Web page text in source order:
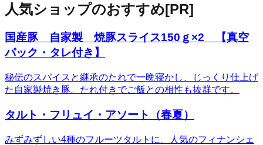
人気ショップのおすすめ[PR]
国産豚 自家製 焼豚スライス150ｇ×2 【真空
パック・タレ付き】
秘伝のスパイスと継承のたれで一晩寝かし、じっくり仕上げ
た自家製焼き豚。たれ付きでご飯との相性も抜群です。
タルト・フリュイ・アソート（春夏）
みずみずしい4種のフルーツタルトに、人気のフィナンシェ